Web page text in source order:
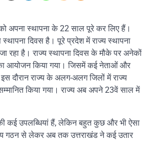
अपना स्थापना के 22 साल पूरे कर लिए हैं।
दिवस है। पूरे प्रदेश में राज्य स्थापना
रहा है। राज्य स्थापना दिवस के मौके पर अनेकों
आयोजन किया गया। जिसमें कई नेताओं और
इस दौरान राज्य के अलग-अलग जिलों में राज्य
किया गया। राज्य अब अपने 23वें साल में
कई उपलब्धियां हैं, लेकिन बहुत कुछ और भी ऐसा
गठन से लेकर अब तक उत्तराखंड ने कई उतार